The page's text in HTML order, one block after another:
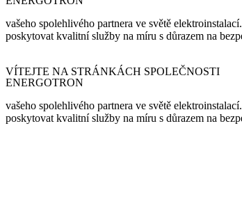
vašeho spolehlivého partnera ve světě
poskytovat kvalitní služby na míru s důrazem na
VÍTEJTE NA STRÁNKÁCH SPOLEČNOSTI
ENERGOTRON
vašeho spolehlivého partnera ve světě
poskytovat kvalitní služby na míru s důrazem na